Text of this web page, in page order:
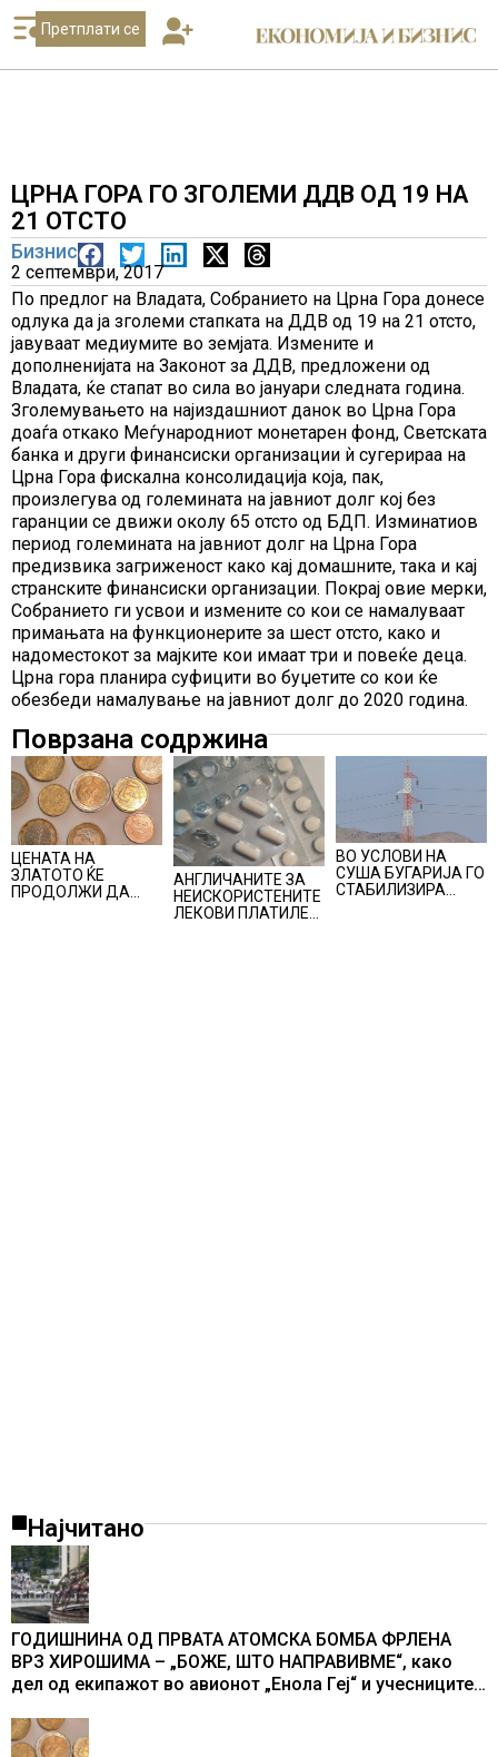
Претплати се
ЦРНА ГОРА ГО ЗГОЛЕМИ ДДВ ОД 19 НА
21 ОТСТО
Бизнис
2 септември, 2017
По предлог на Владата, Собранието на Црна Гора донесе
одлука да ја зголеми стапката на ДДВ од 19 на 21 отсто,
јавуваат медиумите во земјата. Измените и
дополненијата на Законот за ДДВ, предложени од
Владата, ќе стапат во сила во јануари следната година.
Зголемувањето на најиздашниот данок во Црна Гора
доаѓа откако Меѓународниот монетарен фонд, Светската
банка и други финансиски организации ѝ сугерираа на
Црна Гора фискална консолидација која, пак,
произлегува од големината на јавниот долг кој без
гаранции се движи околу 65 отсто од БДП. Изминатиов
период големината на јавниот долг на Црна Гора
предизвика загриженост како кај домашните, така и кај
странските финансиски организации. Покрај овие мерки,
Собранието ги усвои и измените со кои се намалуваат
примањата на функционерите за шест отсто, како и
надоместокот за мајките кои имаат три и повеќе деца.
Црна гора планира суфицити во буџетите со кои ќе
обезбеди намалување на јавниот долг до 2020 година.
Поврзана содржина
ЦЕНАТА НА
ЗЛАТОТО ЌЕ
ПРОДОЛЖИ ДА
АНГЛИЧАНИТЕ ЗА
НЕИСКОРИСТЕНИТЕ
ЛЕКОВИ ПЛАТИЛЕ
ВО УСЛОВИ НА
СУША БУГАРИЈА ГО
СТАБИЛИЗИРА
Најчитано
ГОДИШНИНА ОД ПРВАТА АТОМСКА БОМБА ФРЛЕНА
ВРЗ ХИРОШИМА – „БОЖЕ, ШТО НАПРАВИВМЕ“, како
дел од екипажот во авионот „Енола Геј“ и учесниците
промени текот на историјата